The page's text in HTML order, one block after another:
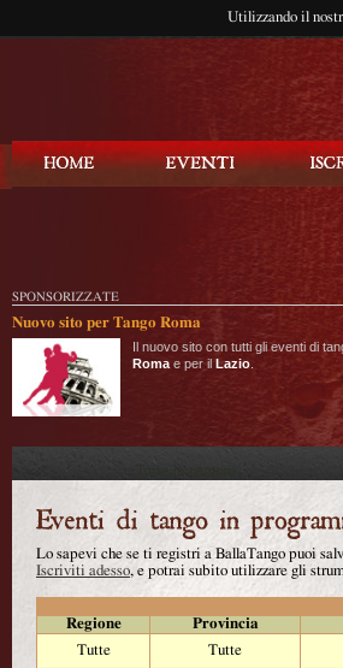
Utilizzando il
SPONSORIZZATE
Nuovo sito per Tango Roma
Il nuovo sito con tutti gli eventi di
Roma e per il Lazio
Lo sapevi che se ti registri a BallaTango puoi
Iscriviti adesso, e potrai subito utilizzare gli
Regione
Provincia
Tutte
Tutte